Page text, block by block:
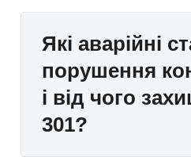
Які аварійні
порушення
і від чого
301?